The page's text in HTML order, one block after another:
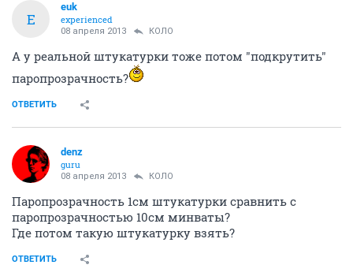
E
euk
experienced
08 апреля 2013 КОЛО
А у реальной штукатурки тоже потом "подкрутить"
паропрозрачность?
ОТВЕТИТЬ
denz
guru
08 апреля 2013 КОЛО
Паропрозрачность 1см штукатурки сравнить с
паропрозрачностью 10см минваты?
Где потом такую штукатурку взять?
ОТВЕТИТЬ